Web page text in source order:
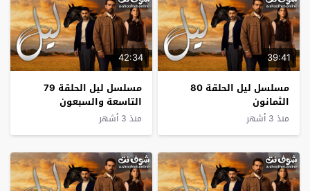
39:41
مسلسل ليل الحلقة 80
الثمانون
منذ 3 أشهر
42:34
مسلسل ليل الحلقة 79
التاسعة والسبعون
منذ 3 أشهر